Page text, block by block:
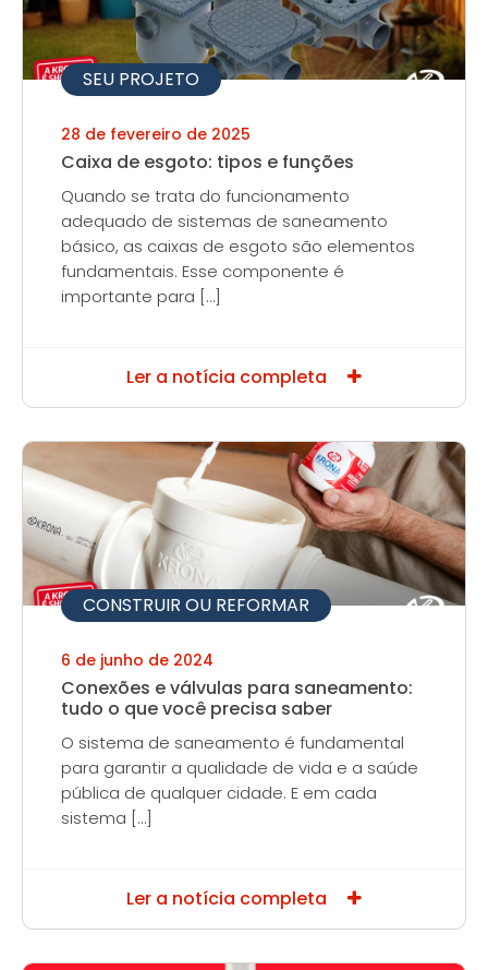
SEU PROJETO
28 de fevereiro de 2025
Caixa de esgoto: tipos e funções
Quando se trata do funcionamento
adequado de sistemas de saneamento
básico, as caixas de esgoto são elementos
fundamentais. Esse componente é
importante para […]
Ler a notícia completa
CONSTRUIR OU REFORMAR
6 de junho de 2024
Conexões e válvulas para saneamento:
tudo o que você precisa saber
O sistema de saneamento é fundamental
para garantir a qualidade de vida e a saúde
pública de qualquer cidade. E em cada
sistema […]
Ler a notícia completa